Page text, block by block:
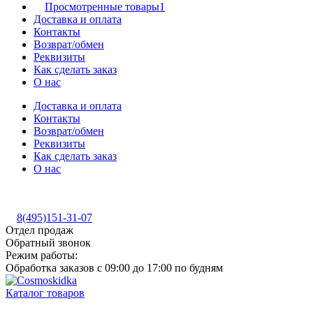
Просмотренные товары1
Доставка и оплата
Контакты
Возврат/обмен
Реквизиты
Как сделать заказ
О нас
Доставка и оплата
Контакты
Возврат/обмен
Реквизиты
Как сделать заказ
О нас
8(495)151-31-07
Отдел продаж
Обратный звонок
Режим работы:
Обработка заказов с 09:00 до 17:00 по будням
Каталог товаров